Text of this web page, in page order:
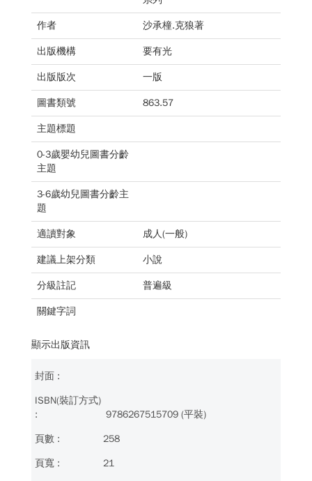
作者 沙承橦.克狼著
出版機構 要有光
出版版次 一版
圖書類號 863.57
主題標題
0-3歲嬰幼兒圖書分齡
主題
3-6歲幼兒圖書分齡主
題
適讀對象 成人(一般)
建議上架分類 小說
分級註記 普遍級
關鍵字詞
顯示出版資訊
9786267515709 (平裝)
258
21